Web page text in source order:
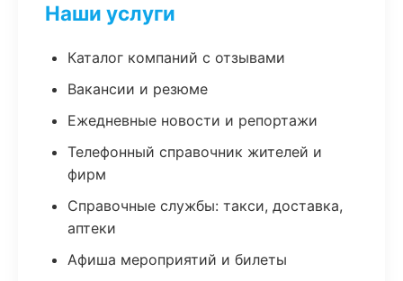
Наши услуги
Каталог компаний с отзывами
Вакансии и резюме
Ежедневные новости и репортажи
Телефонный справочник жителей и
фирм
Справочные службы: такси, доставка,
аптеки
Афиша мероприятий и билеты